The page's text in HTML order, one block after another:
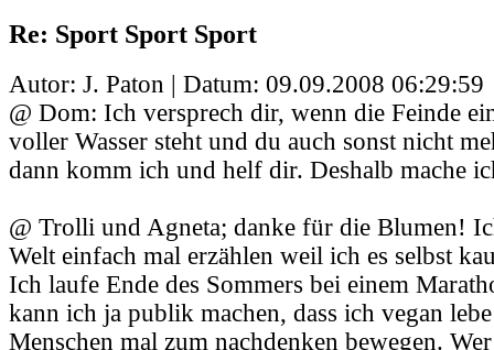
Re: Sport Sport Sport
Autor: J. Paton | Datum: 09.09.2008 06:29:59
@ Dom: Ich versprech dir, wenn die Feinde
voller Wasser steht und du auch sonst nicht
dann komm ich und helf dir. Deshalb mache
@ Trolli und Agneta; danke für die Blumen!
Welt einfach mal erzählen weil ich es selbst
Ich laufe Ende des Sommers bei einem
kann ich ja publik machen, dass ich vegan
Menschen mal zum nachdenken bewegen.